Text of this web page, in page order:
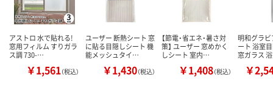
アストロ 水で貼れる!
窓用フィルム すりガラ
ス調 730-…
￥1,561（税込）
ユーザー 断熱シート 窓
に貼る目隠しシート 機
能メッシュタイ…
￥1,430（税込）
【節電・省エネ・暑さ対
策】 ユーザー 窓めかく
しシート 室内…
￥1,408（税込）
明和グラ
ート 浴室
窓ガラス
￥